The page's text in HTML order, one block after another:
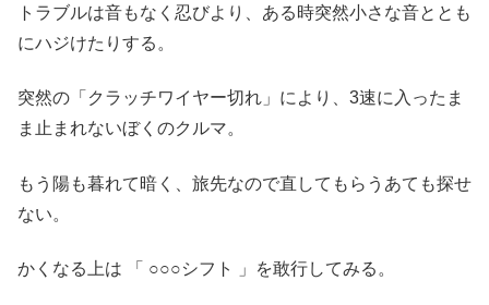
トラブルは音もなく忍びより、ある時突然小さな音ととも
にハジけたりする。
突然の「クラッチワイヤー切れ」により、3速に入ったま
ま止まれないぼくのクルマ。
もう陽も暮れて暗く、旅先なので直してもらうあても探せ
ない。
かくなる上は 「 ○○○シフト 」を敢行してみる。